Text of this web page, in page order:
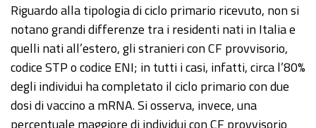
Riguardo alla tipologia di ciclo primario ricevuto, non si
notano grandi differenze tra i residenti nati in Italia e
quelli nati all’estero, gli stranieri con CF provvisorio,
codice STP o codice ENI; in tutti i casi, infatti, circa l’80%
degli individui ha completato il ciclo primario con due
dosi di vaccino a mRNA. Si osserva, invece, una
percentuale maggiore di individui con CF provvisorio